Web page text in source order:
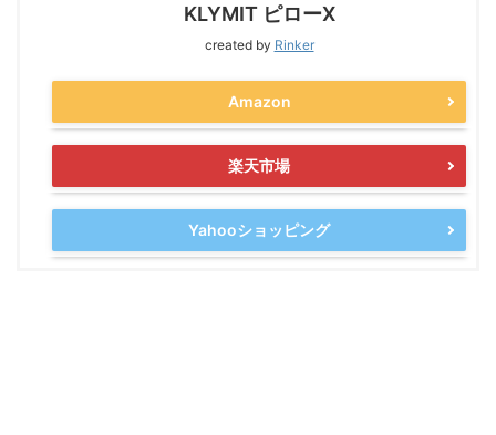
KLYMIT ピローX
created by Rinker
Amazon
楽天市場
Yahooショッピング